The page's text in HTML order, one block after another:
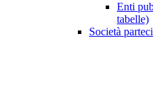
Enti
tabelle)
Società